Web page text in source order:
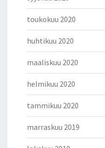
toukokuu 2020
huhtikuu 2020
maaliskuu 2020
helmikuu 2020
tammikuu 2020
marraskuu 2019